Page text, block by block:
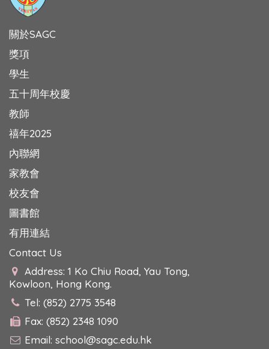
關於SAGC
獎項
學生
五十周年校慶
教師
禧年2025
內聯網
家教會
校友會
圖書館
有用連結
Contact Us
Address: 1 Ko Chiu Road, Yau Tong,
Kowloon, Hong Kong.
Tel: (852) 2775 3548
Fax: (852) 2348 1090
Email: school@sagc.edu.hk